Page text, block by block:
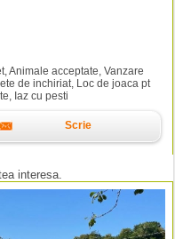
Animale acceptate, Vanzare
de inchiriat, Loc de joaca pt
Iaz cu pesti
Scrie
interesa.